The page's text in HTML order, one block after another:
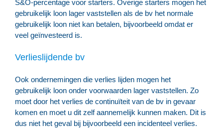
S&O-percentage voor starters. Overige starters mogen het
gebruikelijk loon lager vaststellen als de bv het normale
gebruikelijk loon niet kan betalen, bijvoorbeeld omdat er
veel geïnvesteerd is.
Verlieslijdende bv
Ook ondernemingen die verlies lijden mogen het
gebruikelijk loon onder voorwaarden lager vaststellen. Zo
moet door het verlies de continuïteit van de bv in gevaar
komen en moet u dit zelf aannemelijk kunnen maken. Dit is
dus niet het geval bij bijvoorbeeld een incidenteel verlies.